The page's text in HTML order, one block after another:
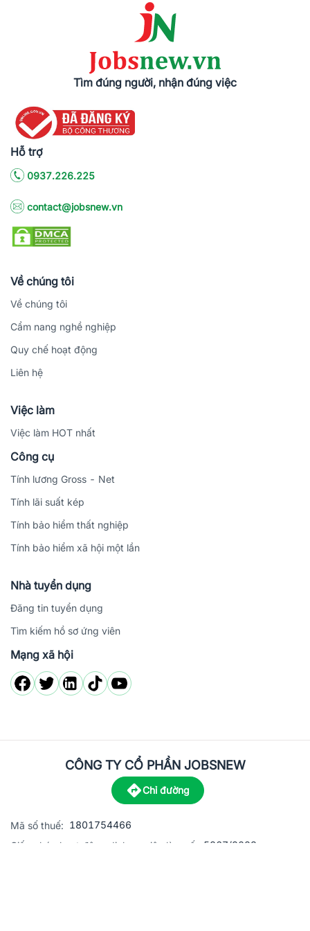
Tìm đúng người, nhận đúng việc
Hỗ trợ
0937.226.225
contact@jobsnew.vn
Về chúng tôi
Về chúng tôi
Cẩm nang nghề nghiệp
Quy chế hoạt động
Liên hệ
Việc làm
Việc làm HOT nhất
Công cụ
Tính lương Gross - Net
Tính lãi suất kép
Tính bảo hiểm thất nghiệp
Tính bảo hiểm xã hội một lần
Nhà tuyển dụng
Đăng tin tuyển dụng
Tìm kiếm hồ sơ ứng viên
Mạng xã hội
CÔNG TY CỔ PHẦN JOBSNEW
Chỉ đường
Mã số thuế: 1801754466
Giấy phép hoạt động dịch vụ việc làm số:
5867/2023